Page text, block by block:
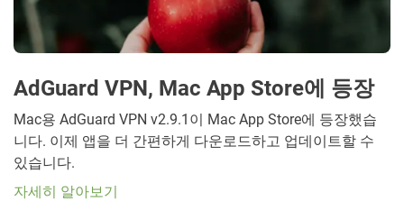
AdGuard VPN, Mac App Store에 등장
Mac용 AdGuard VPN v2.9.1이 Mac App Store에 등장했습
니다. 이제 앱을 더 간편하게 다운로드하고 업데이트할 수
있습니다.
자세히 알아보기